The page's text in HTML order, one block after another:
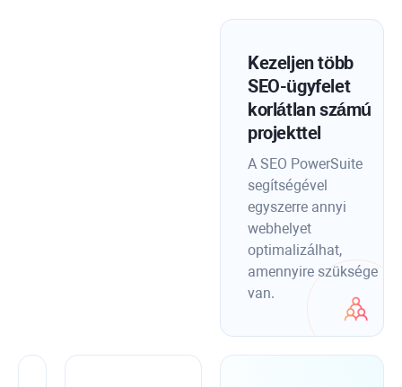
Kezeljen több
SEO-ügyfelet
korlátlan számú
projekttel
A SEO PowerSuite
segítségével
egyszerre annyi
webhelyet
optimalizálhat,
amennyire szüksége
van.